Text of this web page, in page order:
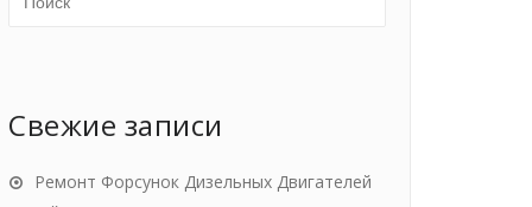
Свежие записи
Ремонт Форсунок Дизельных Двигателей